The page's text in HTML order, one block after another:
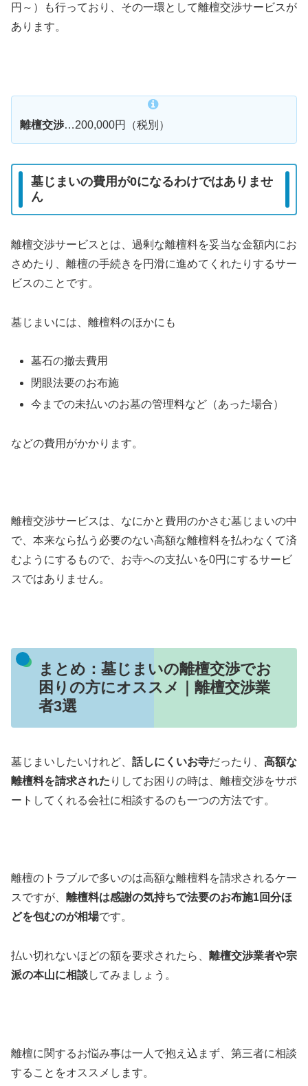
円～）も行っており、その一環として離檀交渉サービスが
あります。
離檀交渉…200,000円（税別）
墓じまいの費用が0になるわけではありませ
ん
離檀交渉サービスとは、過剰な離檀料を妥当な金額内にお
さめたり、離檀の手続きを円滑に進めてくれたりするサー
ビスのことです。
墓じまいには、離檀料のほかにも
墓石の撤去費用
閉眼法要のお布施
今までの未払いのお墓の管理料など（あった場合）
などの費用がかかります。
離檀交渉サービスは、なにかと費用のかさむ墓じまいの中
で、本来なら払う必要のない高額な離檀料を払わなくて済
むようにするもので、お寺への支払いを0円にするサービ
スではありません。
まとめ：墓じまいの離檀交渉でお
困りの方にオススメ｜離檀交渉業
者3選
墓じまいしたいけれど、 話しにくいお寺だったり、 高額な
離檀料を請求された りしてお困りの時は、離檀交渉をサポ
ートしてくれる会社に相談するのも一つの方法です。
離檀のトラブルで多いのは高額な離檀料を請求されるケー
スですが、 離檀料は感謝の気持ちで法要のお布施1回分ほ
どを包むのが相場です。
払い切れないほどの額を要求されたら、 離檀交渉業者や宗
派の本山に相談してみましょう。
離檀に関するお悩み事は一人で抱え込まず、第三者に相談
することをオススメします。